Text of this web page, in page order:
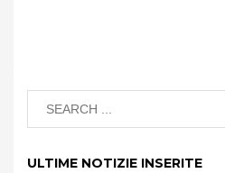
ULTIME NOTIZIE INSERITE